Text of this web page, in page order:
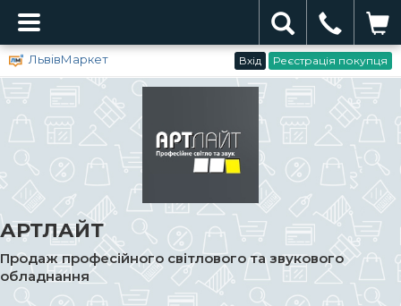
Вхід Реєстрація покупця
ЛьвівМаркет
АРТЛАЙТ
Продаж професійного світлового та звукового
обладнання